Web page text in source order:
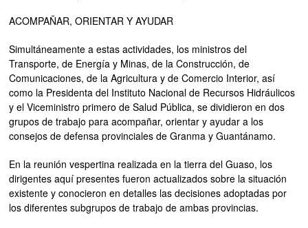
ACOMPAÑAR, ORIENTAR Y AYUDAR
Simultáneamente a estas actividades, los ministros del
Transporte, de Energía y Minas, de la Construcción, de
Comunicaciones, de la Agricultura y de Comercio Interior, así
como la Presidenta del Instituto Nacional de Recursos Hidráulicos
y el Viceministro primero de Salud Pública, se dividieron en dos
grupos de trabajo para acompañar, orientar y ayudar a los
consejos de defensa provinciales de Granma y Guantánamo.
En la reunión vespertina realizada en la tierra del Guaso, los
dirigentes aquí presentes fueron actualizados sobre la situación
existente y conocieron en detalles las decisiones adoptadas por
los diferentes subgrupos de trabajo de ambas provincias.